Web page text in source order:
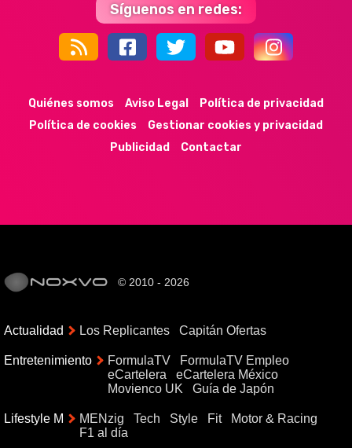
Síguenos en redes:
Quiénes somos Aviso Legal
Política de privacidad
Política de cookies
Gestionar cookies y privacidad
Publicidad
Contactar
© 2010 - 2026
Actualidad Los Replicantes Capitán Ofertas
Entretenimiento FormulaTV
FormulaTV Empleo
eCartelera
eCartelera México
Movienco UK
Guía de Japón
Lifestyle M MENzig Tech Style Fit
Motor & Racing
F1 al día